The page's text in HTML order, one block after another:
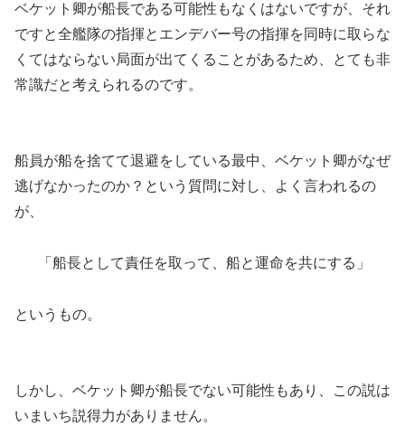
ベケット卿が船長である可能性もなくはないですが、それ
ですと全艦隊の指揮とエンデバー号の指揮を同時に取らな
くてはならない局面が出てくることがあるため、とても非
常識だと考えられるのです。
船員が船を捨てて退避をしている最中、ベケット卿がなぜ
逃げなかったのか？という質問に対し、よく言われるの
が、
「船長として責任を取って、船と運命を共にする」
というもの。
しかし、ベケット卿が船長でない可能性もあり、この説は
いまいち説得力がありません。